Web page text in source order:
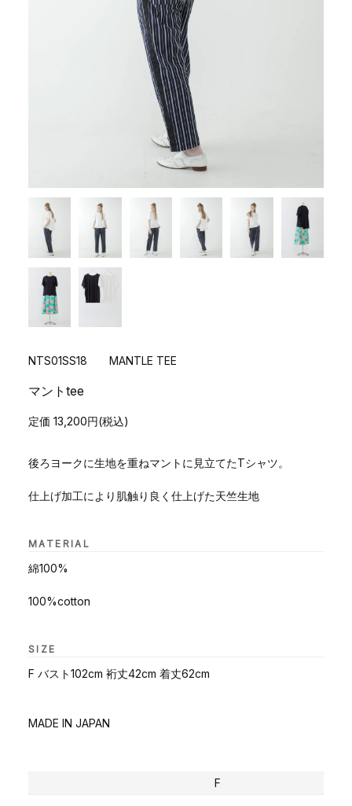
NTS01SS18 MANTLE TEE
マントtee
定価 13,200円(税込)
後ろヨークに生地を重ねマントに見立てたTシャツ。
仕上げ加工により肌触り良く仕上げた天竺生地
MATERIAL
綿100%
100%cotton
SIZE
F バスト102cm 裄丈42cm 着丈62cm
MADE IN JAPAN
F